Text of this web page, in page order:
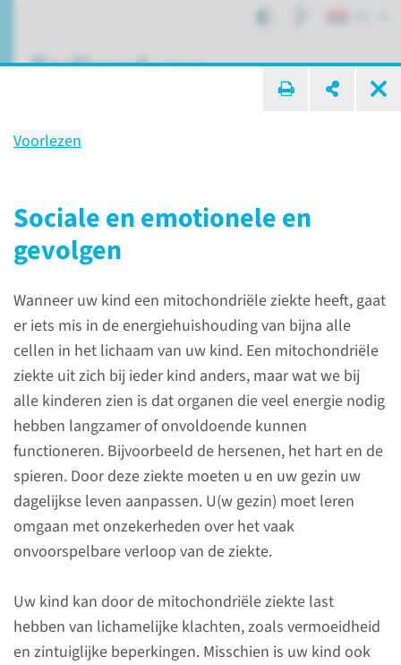
Voorlezen
Sociale en emotionele en
gevolgen
Wanneer uw kind een mitochondriële ziekte heeft, gaat
er iets mis in de energiehuishouding van bijna alle
cellen in het lichaam van uw kind. Een mitochondriële
ziekte uit zich bij ieder kind anders, maar wat we bij
alle kinderen zien is dat organen die veel energie nodig
hebben langzamer of onvoldoende kunnen
functioneren. Bijvoorbeeld de hersenen, het hart en de
spieren. Door deze ziekte moeten u en uw gezin uw
dagelijkse leven aanpassen. U(w gezin) moet leren
omgaan met onzekerheden over het vaak
onvoorspelbare verloop van de ziekte.
Uw kind kan door de mitochondriële ziekte last
hebben van lichamelijke klachten, zoals vermoeidheid
en zintuiglijke beperkingen. Misschien is uw kind ook
een mitochondriële ziekte
Patiëntenzorg
Mitochondriële aandoeningen
Sociale en emotionele gevolgen voor kinderen met een mitochondriële ziekte
gevolgen
voor kinderen met een
mitochondriële ziekte